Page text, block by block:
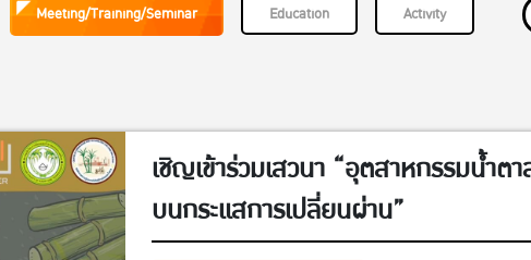
Meeting/Training/Seminar Education Activity
เชิญเข้าร่วมเสวนา “อุตสาหกรรมน้ำต
บนกระแสการเปลี่ยนผ่าน”